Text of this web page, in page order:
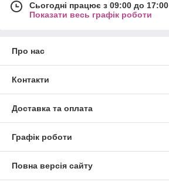
Сьогодні працює з 09:00 до 17:00
Показати весь графік роботи
Про нас
Контакти
Доставка та оплата
Графік роботи
Повна версія сайту